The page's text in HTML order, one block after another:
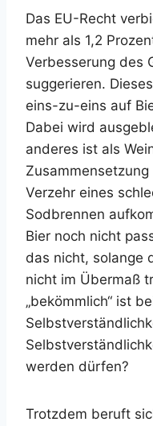
Das EU-Recht
mehr als 1,2
Verbesserung des
suggerieren.
eins-zu-eins auf
Dabei wird
anderes ist als
Verzehr eines
Sodbrennen
Bier noch nicht
das nicht, solange
nicht im Übermaß
„bekömmlich“ ist
werden dürfen?
Trotzdem beruft